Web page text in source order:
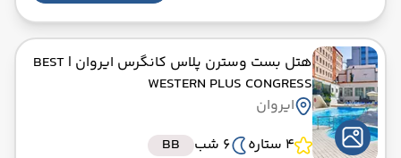
هتل بست وسترن پلاس کانگرس ایروان | BEST
WESTERN PLUS CONGRESS
ایروان
4 ستاره
6 شب BB